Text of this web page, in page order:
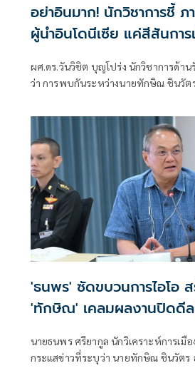
อย่าอินมาก! นักวิชาการชี้
ผู้นำอินโดนีเซีย แค่สีสันการ
นานาชาติเข้าใจ นายกฯ-รัฐ
ผศ.ดร.วันวิชิต บุญโปร่ง นักวิชาการด้าน
ว่า การพบกันระหว่างนายทักษิณ ชินวัต
ผิดปกติ เพราะทั้งสองมีความสัมพันธ์ส่ว
นาน ภาพที่ออกมา เป็นสีสันการเมืองเท่า
'ธนพร' ซัดขบวนการไอโอ
'ทักษิณ' เคลมผลงานปิดดี
นายธนพร ศรียากูล นักวิเคราะห์การเมื
กระแสข่าวที่ระบุว่า นายทักษิณ ชินวัตร